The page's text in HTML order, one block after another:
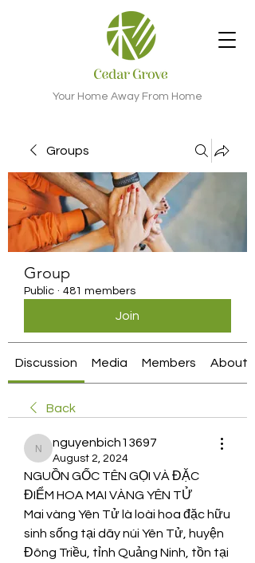
Your Home Away From Home
Groups
Group
Public · 481 members
Join
Discussion Media Members About
Back
nguyenbich13697
nguyenbich13697
August 2, 2024
NGUỒN GỐC TÊN GỌI VÀ ĐẶC
ĐIỂM HOA MAI VÀNG YÊN TỬ
Mai vàng Yên Tử là loài hoa đặc hữu
sinh sống tại dãy núi Yên Tử, huyện
Đông Triều, tỉnh Quảng Ninh, tồn tại